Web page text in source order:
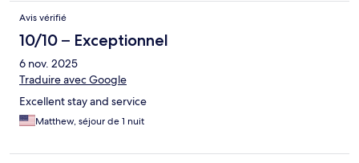
Avis vérifié
10/10 – Exceptionnel
6 nov. 2025
Traduire avec Google
Excellent stay and service
Matthew, séjour de 1 nuit